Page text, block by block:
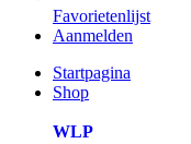
Favorietenlijst
Aanmelden
Startpagina
Shop
WLP